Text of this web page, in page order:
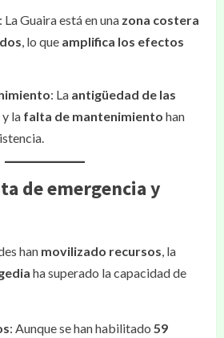
: La Guaira está en una zona costera
, lo que amplifica los efectos
: La antigüedad de las
y la falta de mantenimiento han
de emergencia y
han movilizado recursos, la
ha superado la capacidad de
: Aunque se han habilitado 59